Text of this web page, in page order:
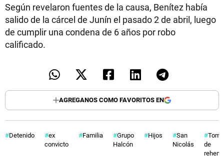
Según revelaron fuentes de la causa, Benítez había
salido de la cárcel de Junín el pasado 2 de abril, luego
de cumplir una condena de 6 años por robo
calificado.
AGREGANOS COMO FAVORITOS EN
Detenido
ex
convicto
Familia
Grupo
Halcón
Hijos
San
Nicolás
Toma
de